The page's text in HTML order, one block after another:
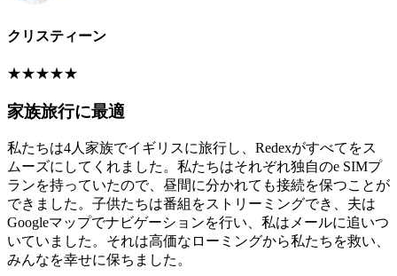
クリスティーン
★★★★★
家族旅行に最適
私たちは4人家族でイギリスに旅行し、Redexがすべてをス
ムーズにしてくれました。私たちはそれぞれ独自のe SIMプ
ランを持っていたので、昼間に分かれても接続を保つことが
できました。子供たちは番組をストリーミングでき、夫は
Googleマップでナビゲーションを行い、私はメールに追いつ
いていました。それは高価なローミングから私たちを救い、
みんなを幸せに保ちました。